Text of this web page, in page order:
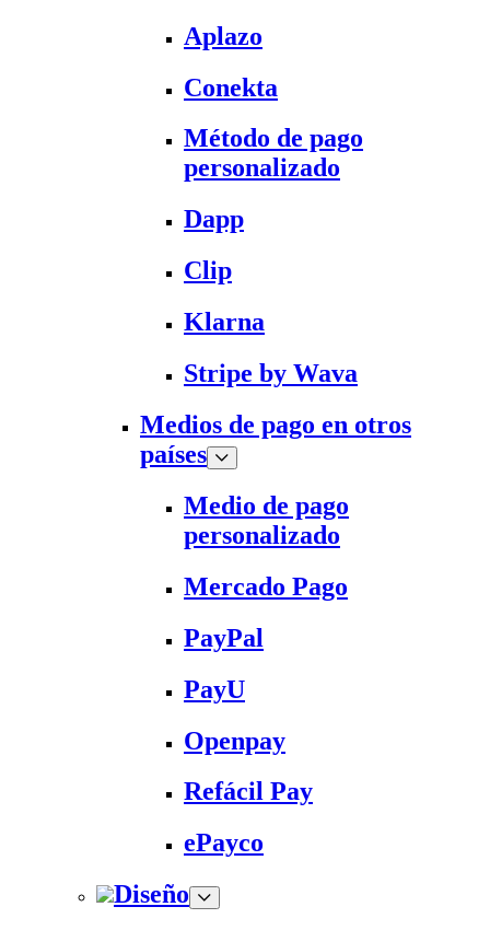
Aplazo
Conekta
Método de pago
personalizado
Dapp
Clip
Klarna
Stripe by Wava
Medios de pago en otros
países
Medio de pago
personalizado
Mercado Pago
PayPal
PayU
Openpay
Refácil Pay
ePayco
Diseño